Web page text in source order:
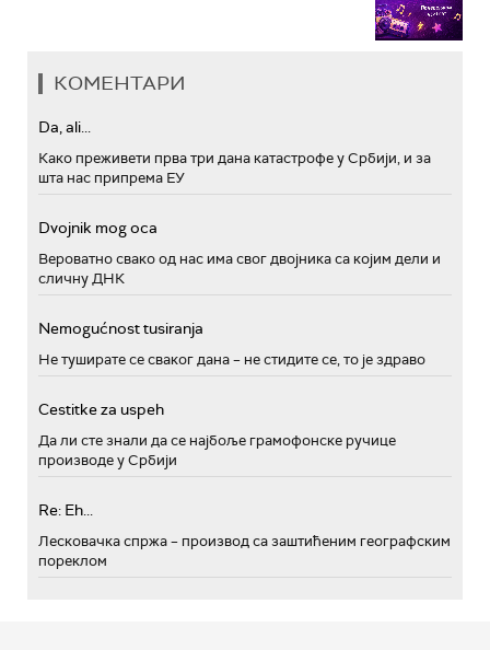
КОМЕНТАРИ
Da, ali...
Како преживети прва три дана катастрофе у Србији, и за
шта нас припрема ЕУ
Dvojnik mog oca
Вероватно свако од нас има свог двојника са којим дели и
сличну ДНК
Nemogućnost tusiranja
Не туширате се сваког дана – не стидите се, то је здраво
Cestitke za uspeh
Да ли сте знали да се најбоље грамофонске ручице
производе у Србији
Re: Eh...
Лесковачка спржа – производ са заштићеним географским
пореклом